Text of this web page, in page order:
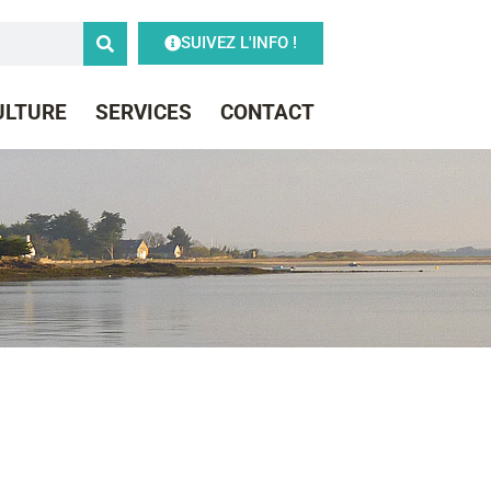
SUIVEZ L'INFO !
SERVICES CONTACT